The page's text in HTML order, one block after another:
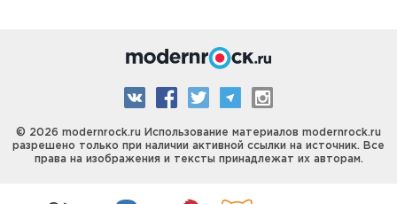
© 2026 modernrock.ru Использование материалов modernrock.ru
разрешено только при наличии активной ссылки на источник. Все
права на изображения и тексты принадлежат их авторам.